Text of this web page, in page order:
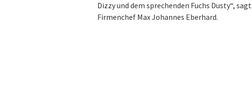
Dizzy und dem sprechenden Fuchs Dusty“, sagt
Firmenchef Max Johannes Eberhard.